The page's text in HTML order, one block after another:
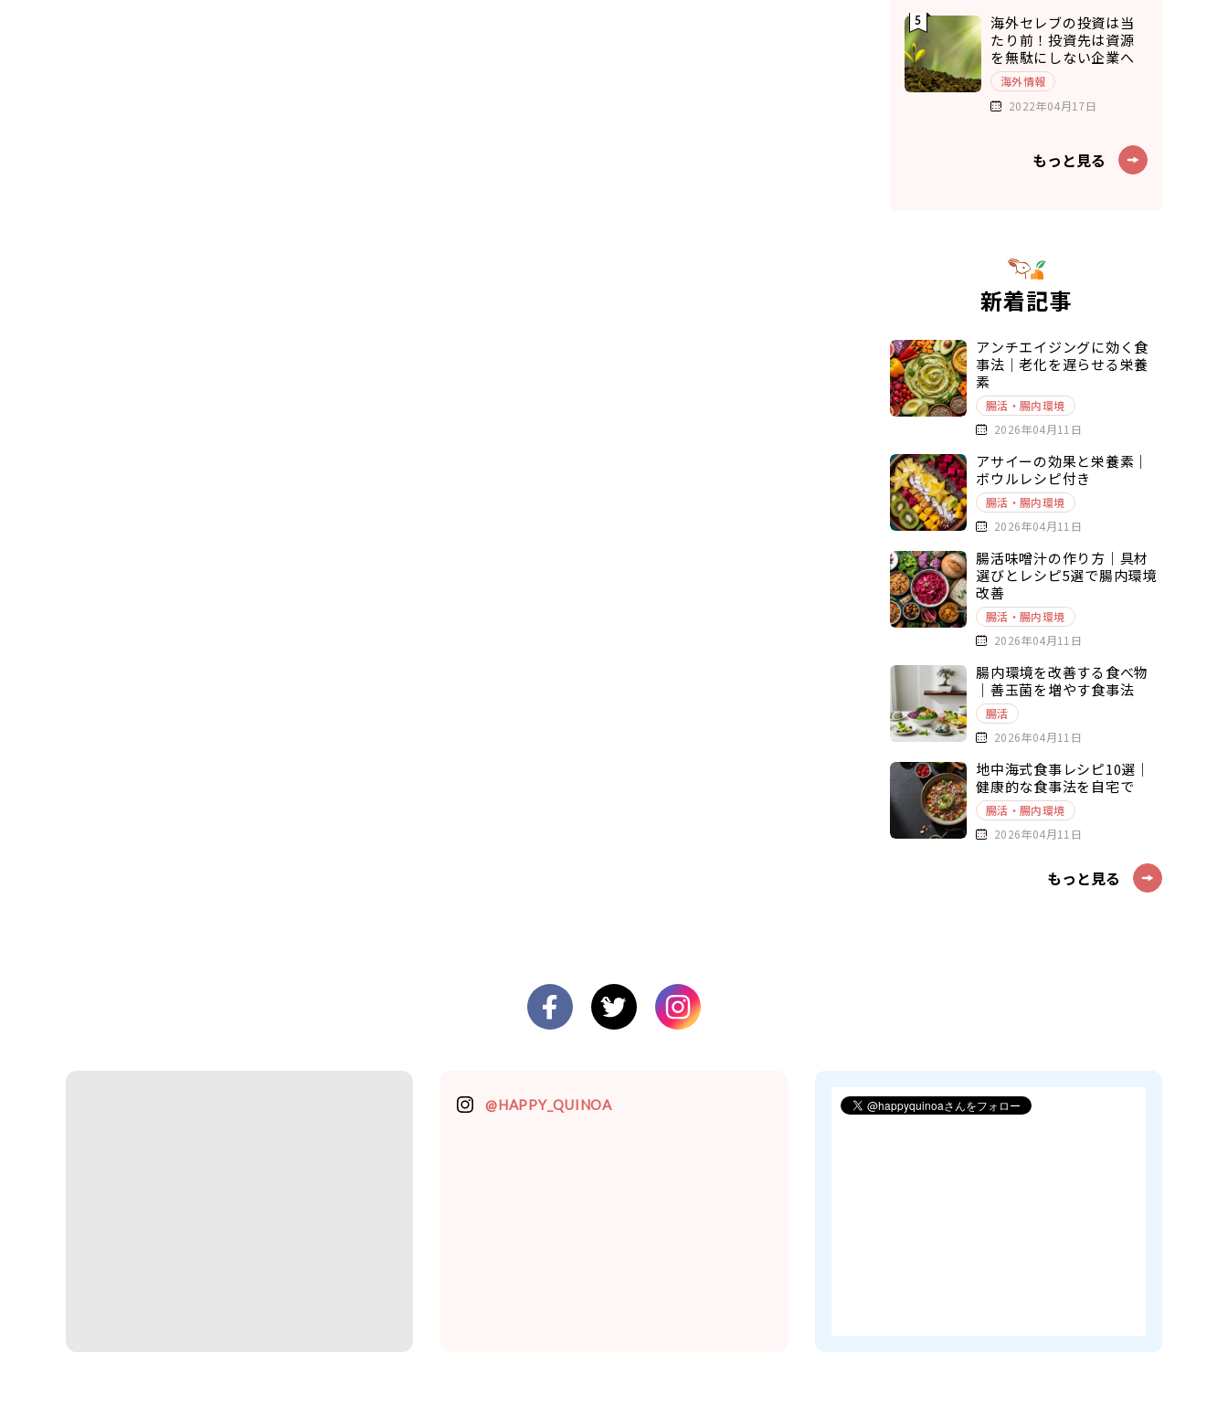
海外セレブの投資は当
たり前！投資先は資源
を無駄にしない企業へ
海外情報
2022年04月17日
もっと見る
新着記事
アンチエイジングに効く食
事法｜老化を遅らせる栄養
素
腸活・腸内環境
2026年04月11日
アサイーの効果と栄養素｜
ボウルレシピ付き
腸活・腸内環境
2026年04月11日
腸活味噌汁の作り方｜具材
選びとレシピ5選で腸内環境
改善
腸活・腸内環境
2026年04月11日
腸内環境を改善する食べ物
｜善玉菌を増やす食事法
腸活
2026年04月11日
地中海式食事レシピ10選｜
健康的な食事法を自宅で
腸活・腸内環境
2026年04月11日
もっと見る
@HAPPY_QUINOA